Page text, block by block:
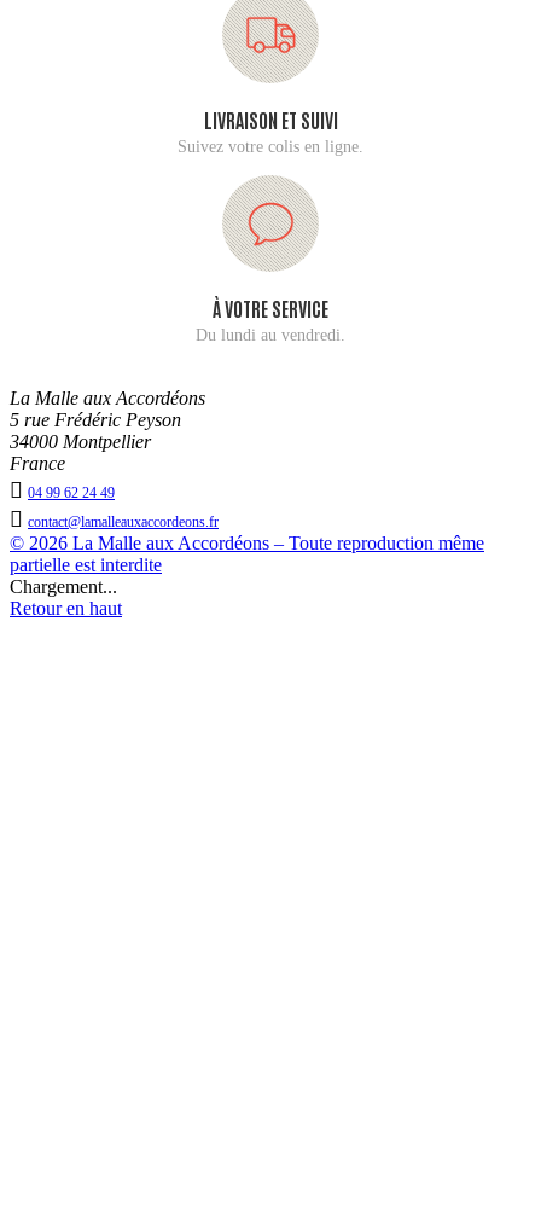
LIVRAISON ET SUIVI
Suivez votre colis en ligne.
À VOTRE SERVICE
Du lundi au vendredi.
La Malle aux Accordéons
5 rue Frédéric Peyson
34000 Montpellier
France
 04 99 62 24 49
 contact@lamalleauxaccordeons.fr
© 2026 La Malle aux Accordéons – Toute reproduction même
partielle est interdite
Chargement...
Retour en haut